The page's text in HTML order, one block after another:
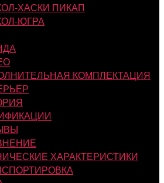
ХАСКИ ПИКАП
ЮГРА
КОМПЛЕКТАЦИЯ
ХАРАКТЕРИСТИКИ